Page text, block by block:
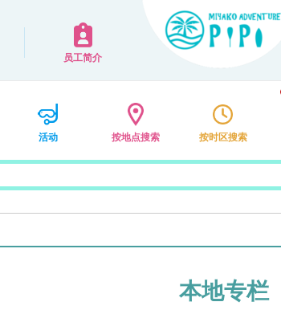
员工简介
活动 按地点搜索 按时区搜索
本地专栏